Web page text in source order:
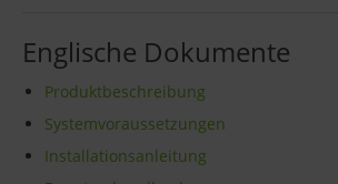
Englische Dokumente
Produktbeschreibung
Systemvoraussetzungen
Installationsanleitung